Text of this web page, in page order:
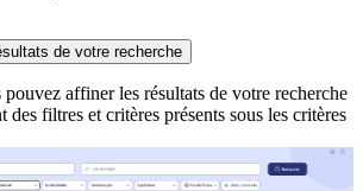
de votre recherche
affiner les résultats de votre recherche
des filtres et critères présents sous les critères